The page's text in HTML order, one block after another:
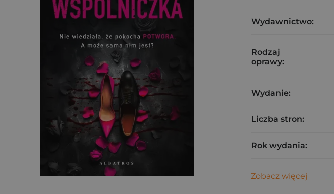
Wydawnictwo:
Rodzaj
oprawy:
Wydanie:
Liczba stron:
Rok wydania:
Zobacz więcej